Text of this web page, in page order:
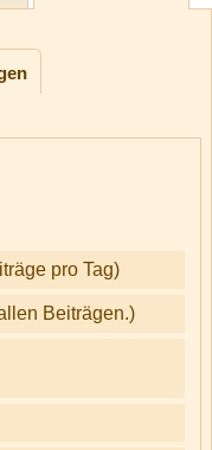
pro Tag)
Beiträgen.)